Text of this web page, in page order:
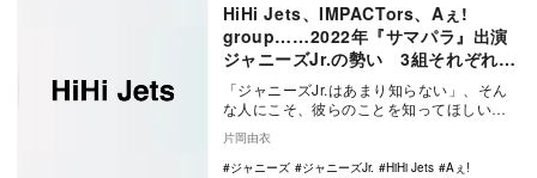
HiHi Jets、IMPACTors、Aぇ!
group……2022年『サマパラ』出演
ジャニーズJr.の勢い 3組それぞれの
個性を解説
「ジャニーズJr.はあまり知らない」、そん
な人にこそ、彼らのことを知ってほしい。
…
片岡由衣
ジャニーズ
ジャニーズJr. HiHi Jets
Aぇ!